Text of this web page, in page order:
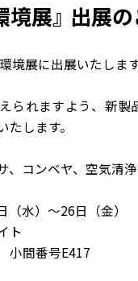
境展』 出展
境展に出展いたします
られますよう、新
します。
、コンベヤ、空気清
（水）～26日（金）
ト
番号E417